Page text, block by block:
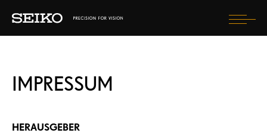
BRILLENGLÄSER
WIE WERDE ICH AUSSEHEN?
IMPRESSUM
HERAUSGEBER